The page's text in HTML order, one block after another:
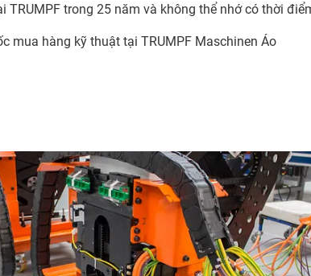
TRUMPF trong 25 năm và không thể nhớ có thời
mua hàng kỹ thuật tại TRUMPF Maschinen Áo